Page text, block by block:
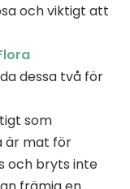
och viktigt att
dessa två för
som
är mat för
och bryts inte